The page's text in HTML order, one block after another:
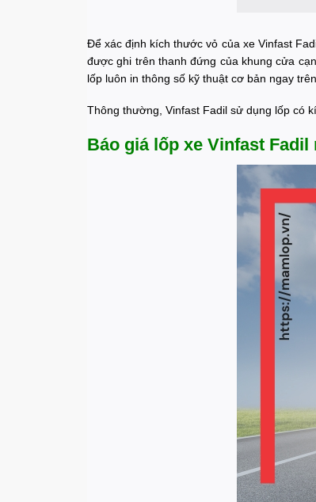
Để xác định kích thước vỏ của xe Vinfast
được ghi trên thanh đứng của khung cửa
lốp luôn in thông số kỹ thuật cơ bản ngay
Thông thường, Vinfast Fadil sử dụng lốp có
Báo giá lốp xe Vinfast